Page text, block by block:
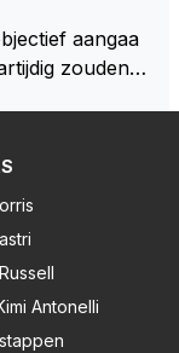
aangaa
zouden zi
en daar
Antonelli